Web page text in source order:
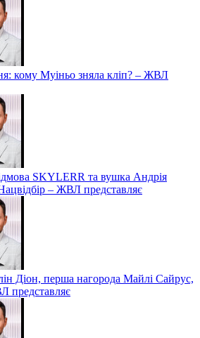
кому Муіньо зняла кліп? – ЖВЛ
SKYLERR та вушка Андрія
– ЖВЛ представляє
Діон, перша нагорода Майлі Сайрус,
представляє